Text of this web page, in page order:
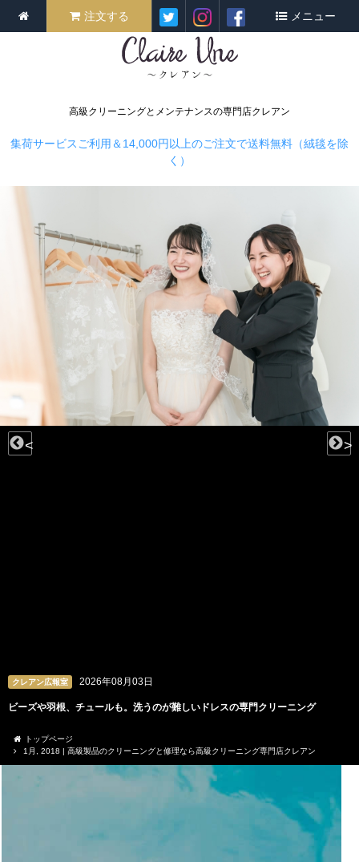
高級クリーニングとメンテナンスの専門店クレアン
注文する メニュー
集荷サービスご利用＆14,000円以上のご注文で送料無料（絨毯を除
く）
クレアン広報室 2026年08月03日
ビーズや羽根、チュールも。洗うのが難しいドレスの専門クリーニング
< >
トップページ
1月, 2018 | 高級製品のクリーニングと修理なら高級クリーニング専門店クレアン